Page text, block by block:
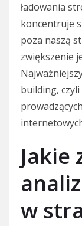
ładowania
koncentruje
poza naszą
zwiększenie
building,
Jakie
w